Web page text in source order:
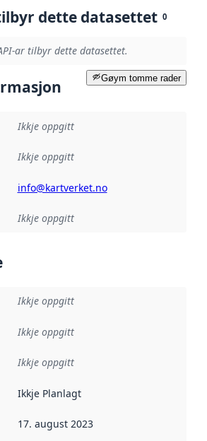
dette datasettet 0
ar tilbyr dette datasettet.
Gøym tomme rader
Ikkje oppgitt
Ikkje oppgitt
info@kartverket.no
Ikkje oppgitt
Ikkje oppgitt
:
Ikkje oppgitt
Ikkje oppgitt
:
Ikkje Planlagt
datoen seier når dataa i dette
17. august 2023